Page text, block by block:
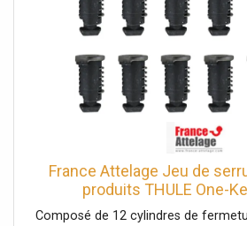
France Attelage Jeu de
produits THULE One-
Composé de 12 cylindres de